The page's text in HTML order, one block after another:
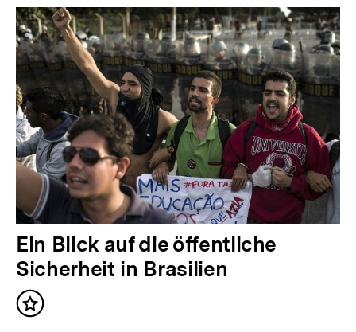
r
i
g
e
r
I
n
h
a
l
t
N
ä
c
h
Ein Blick auf die öffentliche
Sicherheit in Brasilien
Inhalt